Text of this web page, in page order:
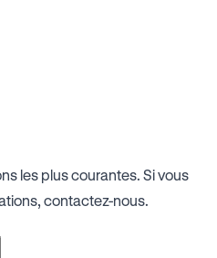
les plus courantes. Si vous
contactez-nous.